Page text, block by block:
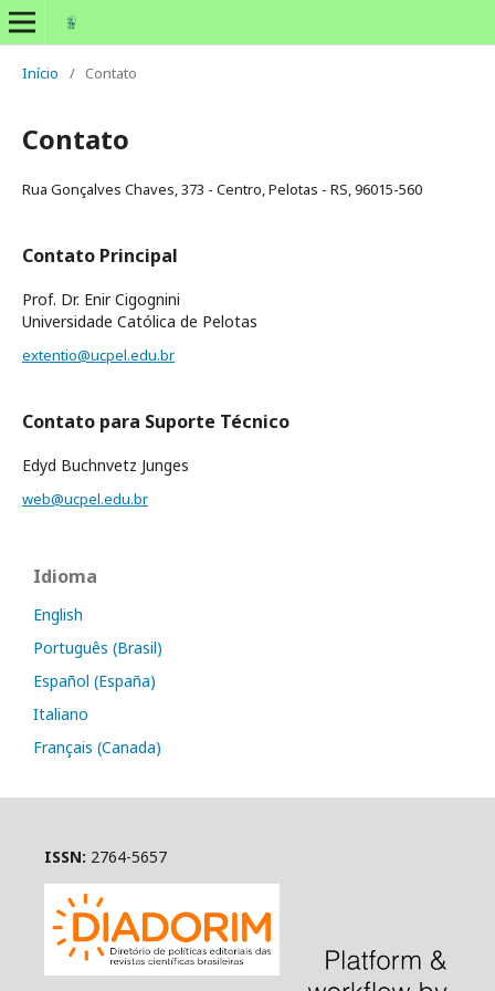
Início / Contato
Contato
Rua Gonçalves Chaves, 373 - Centro, Pelotas - RS, 96015-560
Contato Principal
Prof. Dr. Enir Cigognini
Universidade Católica de Pelotas
extentio@ucpel.edu.br
Contato para Suporte Técnico
Edyd Buchnvetz Junges
web@ucpel.edu.br
Idioma
English
Português (Brasil)
Español (España)
Italiano
Français (Canada)
ISSN: 2764-5657